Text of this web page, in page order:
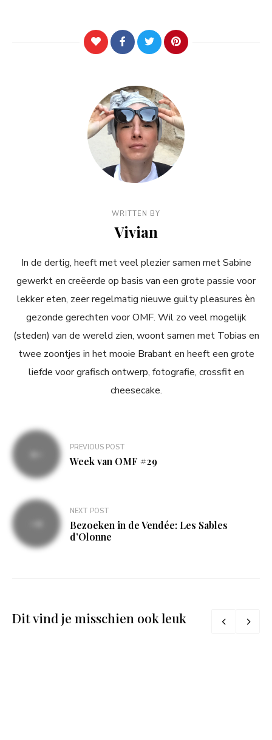
WRITTEN BY
Vivian
In de dertig, heeft met veel plezier samen met Sabine
gewerkt en creëerde op basis van een grote passie voor
lekker eten, zeer regelmatig nieuwe guilty pleasures èn
gezonde gerechten voor OMF. Wil zo veel mogelijk
(steden) van de wereld zien, woont samen met Tobias en
twee zoontjes in het mooie Brabant en heeft een grote
liefde voor grafisch ontwerp, fotografie, crossfit en
cheesecake.
Bericht
navigatie
PREVIOUS POST
Week van OMF #29
NEXT POST
Bezoeken in de Vendée: Les Sables
d’Olonne
Dit vind je misschien ook leuk